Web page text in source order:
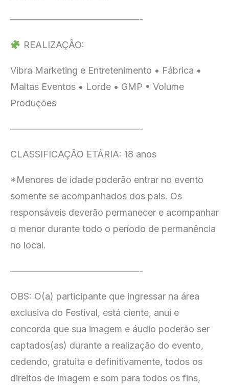
——————————————-
REALIZAÇÃO:
Vibra Marketing e Entretenimento • Fábrica •
Maltas Eventos • Lorde • GMP • Volume
Produções
——————————————-
CLASSIFICAÇÃO ETÁRIA: 18 anos
*Menores de idade poderão entrar no evento
somente se acompanhados dos pais. Os
responsáveis deverão permanecer e acompanhar
o menor durante todo o período de permanência
no local.
——————————————-
OBS: O(a) participante que ingressar na área
exclusiva do Festival, está ciente, anui e
concorda que sua imagem e áudio poderão ser
captados(as) durante a realização do evento,
cedendo, gratuita e definitivamente, todos os
direitos de imagem e som para todos os fins,